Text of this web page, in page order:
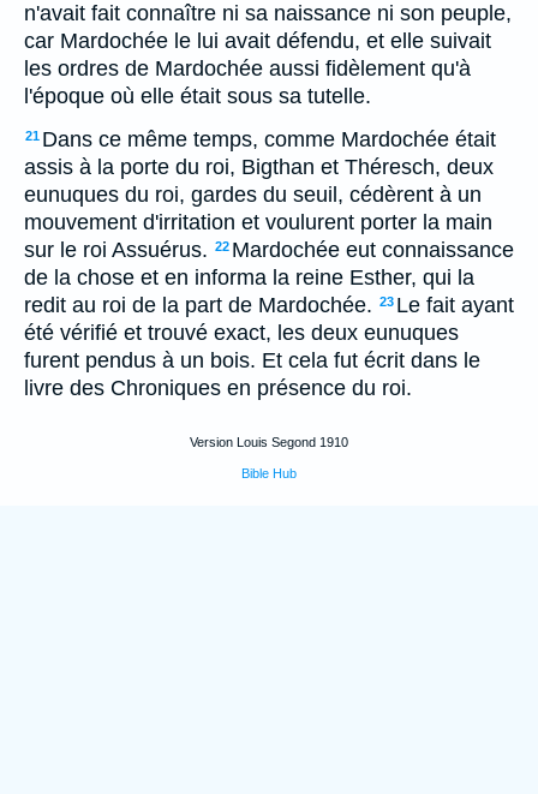
n'avait fait connaître ni sa naissance ni son peuple,
car Mardochée le lui avait défendu, et elle suivait
les ordres de Mardochée aussi fidèlement qu'à
l'époque où elle était sous sa tutelle.
21 Dans ce même temps, comme Mardochée était
assis à la porte du roi, Bigthan et Théresch, deux
eunuques du roi, gardes du seuil, cédèrent à un
mouvement d'irritation et voulurent porter la main
sur le roi Assuérus. 22 Mardochée eut connaissance
de la chose et en informa la reine Esther, qui la
redit au roi de la part de Mardochée. 23 Le fait ayant
été vérifié et trouvé exact, les deux eunuques
furent pendus à un bois. Et cela fut écrit dans le
livre des Chroniques en présence du roi.
Version Louis Segond 1910
Bible Hub